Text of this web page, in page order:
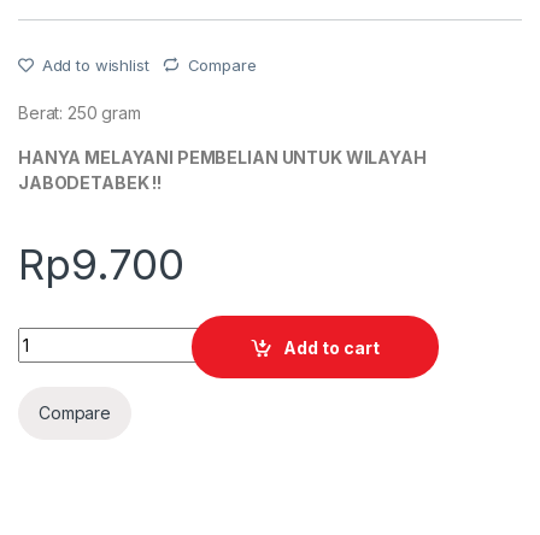
Add to wishlist Compare
Berat: 250 gram
HANYA MELAYANI PEMBELIAN UNTUK WILAYAH
JABODETABEK !!
Rp9.700
Quantity
Add to cart
Compare